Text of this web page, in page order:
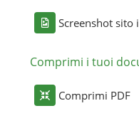
Screenshot sito
Comprimi i tuoi
Comprimi PDF